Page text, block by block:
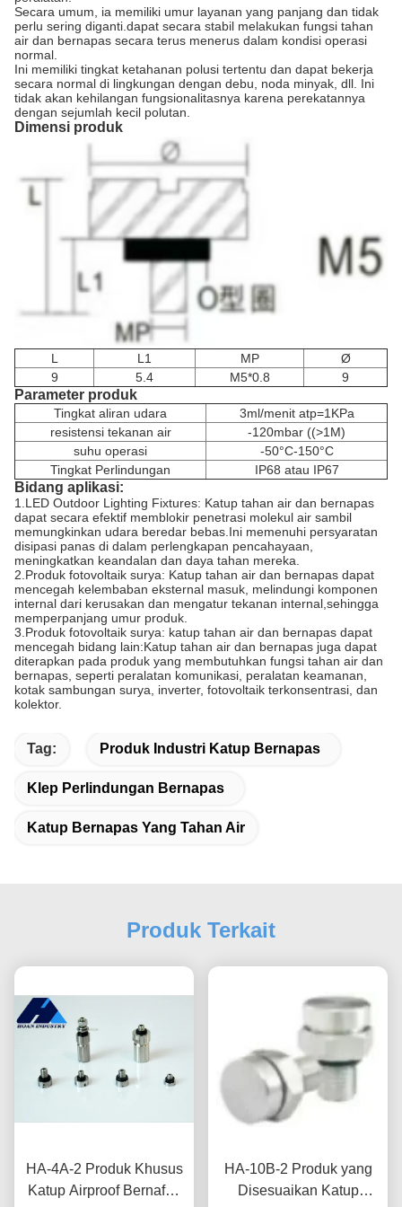
Secara umum, ia memiliki umur layanan yang panjang dan tidak
perlu sering diganti.dapat secara stabil melakukan fungsi tahan
air dan bernapas secara terus menerus dalam kondisi operasi
normal.
Ini memiliki tingkat ketahanan polusi tertentu dan dapat bekerja
secara normal di lingkungan dengan debu, noda minyak, dll. Ini
tidak akan kehilangan fungsionalitasnya karena perekatannya
dengan sejumlah kecil polutan.
Dimensi produk
L L1 MP
Ø
9
5.4 M5*0.8 9
Parameter produk
Tingkat aliran udara
3ml/menit atp=1KPa
resistensi tekanan air
-120mbar ((>1M)
suhu operasi
-50°C-150°C
Tingkat Perlindungan
IP68 atau IP67
Bidang aplikasi:
1.LED Outdoor Lighting Fixtures: Katup tahan air dan bernapas
dapat secara efektif memblokir penetrasi molekul air sambil
memungkinkan udara beredar bebas.Ini memenuhi persyaratan
disipasi panas di dalam perlengkapan pencahayaan,
meningkatkan keandalan dan daya tahan mereka.
2.Produk fotovoltaik surya: Katup tahan air dan bernapas dapat
mencegah kelembaban eksternal masuk, melindungi komponen
internal dari kerusakan dan mengatur tekanan internal,sehingga
memperpanjang umur produk.
3.Produk fotovoltaik surya: katup tahan air dan bernapas dapat
mencegah bidang lain:Katup tahan air dan bernapas juga dapat
diterapkan pada produk yang membutuhkan fungsi tahan air dan
bernapas, seperti peralatan komunikasi, peralatan keamanan,
kotak sambungan surya, inverter, fotovoltaik terkonsentrasi, dan
kolektor.
Tag: Produk Industri Katup Bernapas
Klep Perlindungan Bernapas
Katup Bernapas Yang Tahan Air
Produk Terkait
HA-4A-2 Produk Khusus
Katup Airproof Bernafas
HA-10B-2 Produk yang
Disesuaikan Katup